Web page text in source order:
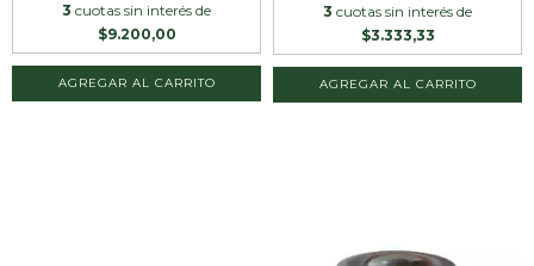
3 cuotas sin interés de
$9.200,00
AGREGAR AL CARRITO
3 cuotas sin interés de
$3.333,33